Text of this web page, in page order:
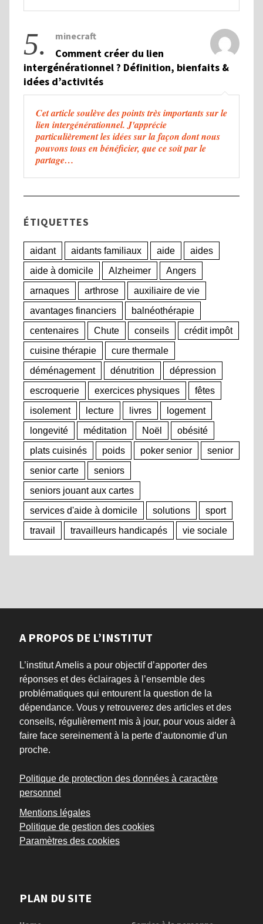
5. minecraft
Comment créer du lien
intergénérationnel ? Définition, bienfaits &
idées d’activités
Cet article soulève des points très importants sur le
lien intergénérationnel. J'apprécie
particulièrement les idées sur la façon dont nous
pouvons tous en bénéficier, que ce soit par le
partage…
ÉTIQUETTES
aidant aidants familiaux aide
aides
aide à domicile
Alzheimer
Angers
arnaques
arthrose
auxiliaire de vie
avantages financiers
balnéothérapie
centenaires
Chute conseils
crédit impôt
cuisine thérapie
cure thermale
déménagement
dénutrition
dépression
escroquerie
exercices physiques
fêtes
isolement
lecture livres
logement
longevité
méditation Noël
obésité
plats cuisinés
poids poker senior
senior
senior carte
seniors
seniors jouant aux cartes
services d'aide à domicile
solutions
sport
travail
travailleurs handicapés vie sociale
A PROPOS DE L’INSTITUT
L’institut Amelis a pour objectif d’apporter des
réponses et des éclairages à l’ensemble des
problématiques qui entourent la question de la
dépendance. Vous y retrouverez des articles et des
conseils, régulièrement mis à jour, pour vous aider à
faire face sereinement à la perte d’autonomie d’un
proche.
Politique de protection des données à caractère
personnel
Mentions légales
Politique de gestion des cookies
Paramètres des cookies
PLAN DU SITE